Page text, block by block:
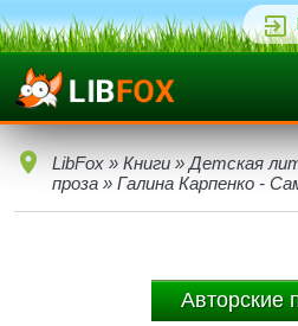
LibFox » Книги » Детская
проза » Галина Карпенко -
Авторские